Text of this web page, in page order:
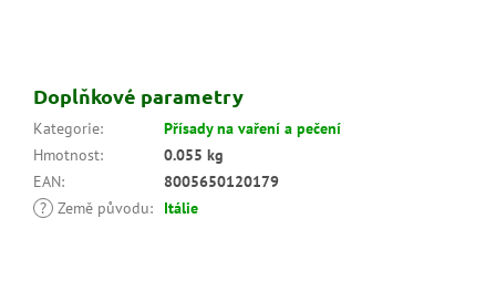
Doplňkové parametry
Kategorie:
Přísady na vaření a pečení
Hmotnost:
0.055 kg
EAN:
8005650120179
? Země původu: Itálie